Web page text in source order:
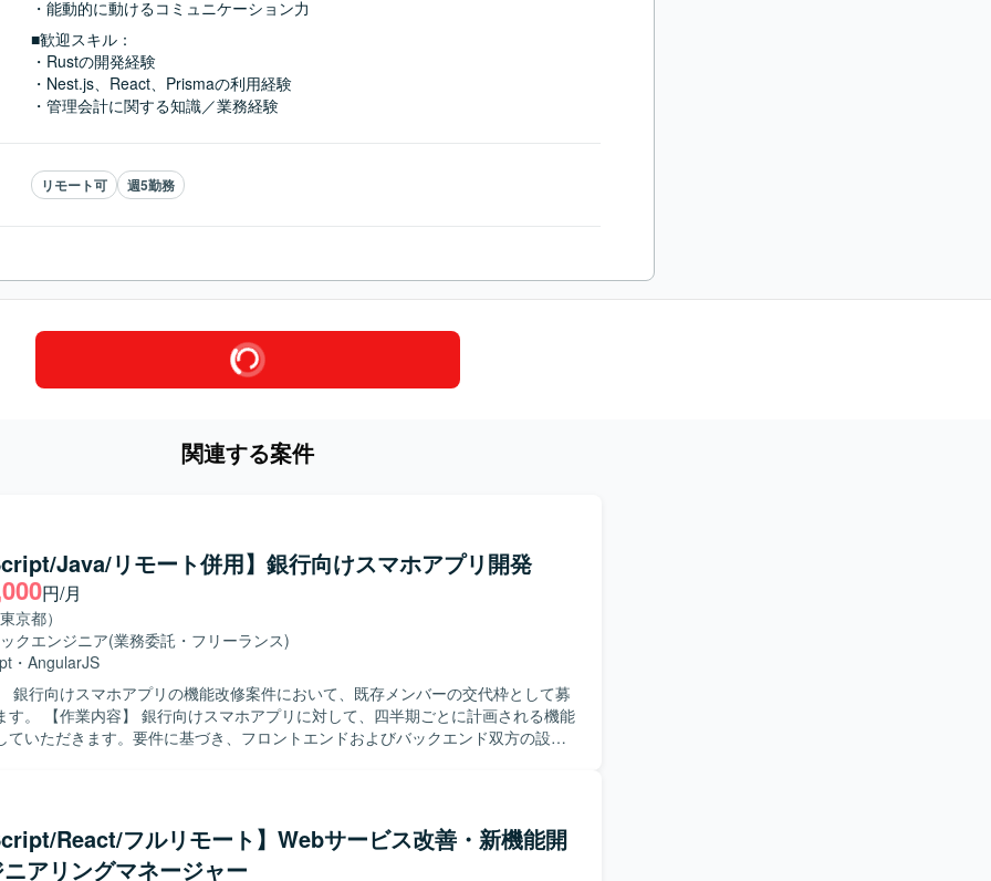
・能動的に動けるコミュニケーション力
■歓迎スキル：
・Rustの開発経験
・Nest.js、React、Prismaの利用経験
・管理会計に関する知識／業務経験
リモート可 週5勤務
関連する案件
Java/リモート併用】銀行向けスマホアプリ開発
円/月
京都）
クエンジニア(業務委託・フリーランス)
・ AngularJS
銀行向けスマホアプリの機能改修案件において、既存メンバーの交代枠として募
ごとに計画される機能
ていただきます。要件に基づき、フロントエンドおよびバックエンド双方の設
柔軟に対応し、品質を意識した開発ができる方が望ましいです。 【ポジション
向けスマホアプリというユーザー数の多いプロダクトに携わることで、大規模サ
改修サイクルを通じた経験を積むことができます。フロントエンドとバックエン
React/フルリモート】Webサービス改善・新機能開
アリングマネージャー